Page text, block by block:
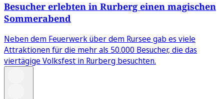
Besucher erlebten in Rurberg einen magischen
Sommerabend
Neben dem Feuerwerk über dem Rursee gab es viele
Attraktionen für die mehr als 50.000 Besucher, die das
viertägige Volksfest in Rurberg besuchten.